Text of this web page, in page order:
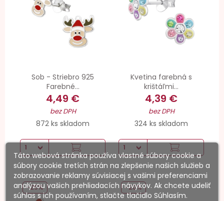
Sob - Striebro 925
Farebné...
4,49 €
bez DPH
872 ks skladom
Kvetina farebná s
krištáľmi...
4,39 €
bez DPH
324 ks skladom
-20% -20%
Táto webová stránka používa vlastné súbory cookie a
súbory cookie tretích strán na zlepšenie našich služieb a
zobrazovanie reklamy súvisiacej s vašimi preferenciami
analýzou vašich prehliadacích návykov. Ak chcete udeliť
súhlas s ich používaním, stlačte tlačidlo Súhlasím.